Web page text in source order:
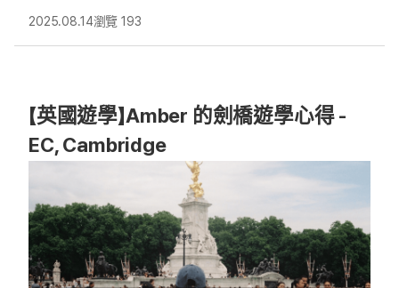
2025.08.14瀏覽 193
【英國遊學】Amber 的劍橋遊學心得 -
EC, Cambridge